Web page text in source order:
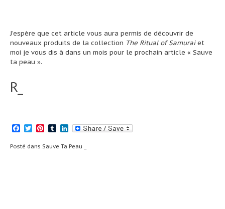
J’espère que cet article vous aura permis de découvrir de
nouveaux produits de la collection The Ritual of Samuraiet
moi je vous dis à dans un mois pour le prochain article « Sauve
ta peau ».
R_
Facebook
TwitterPinterest
TumblrLinkedIn
Posté dans Sauve Ta Peau _